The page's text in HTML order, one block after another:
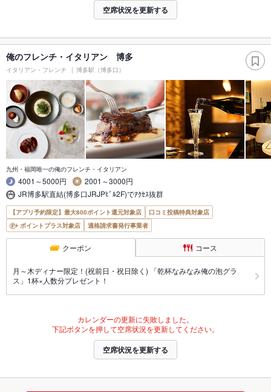
空席状況を更新する
俺のフレンチ・イタリアン 博多
イタリアン・フレンチ 博多駅（博多口）
九州・福岡唯一の俺のフレンチ・イタリアン
4001～5000円
2001～3000円
JR博多駅直結(博多口JRJPﾋﾞﾙ2F)でｱｸｾｽ抜群
【アプリ予約限定】最大800ポイント還元対象店
口コミ投稿特典対象店
ポイントプラス対象店
適格請求書発行事業者
クーポン コース
月～木ディナー限定！(祝前日・祝日除く) 「乾杯なみなみ俺の泡グラ
ス」1杯×人数分プレゼント！
カレンダーの更新に失敗しました。
下記ボタンを押して空席状況を更新してください。
空席状況を更新する